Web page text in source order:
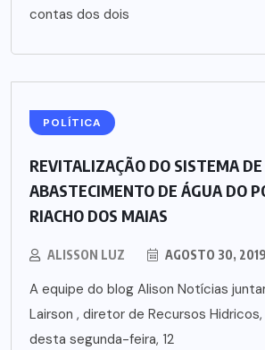
contas dos dois
POLÍTICA
REVITALIZAÇÃO DO SISTEMA DE
ABASTECIMENTO DE ÁGUA DO
RIACHO DOS MAIAS
ALISSON LUZ AGOSTO 30, 2019
A equipe do blog Alison Notícias
Lairson , diretor de Recursos
desta segunda-feira, 12